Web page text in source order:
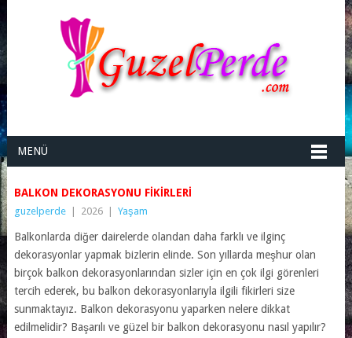
MENÜ
BALKON DEKORASYONU FIKIRLERI
guzelperde 2026 Yaşam
Balkonlarda diğer dairelerde olandan daha farklı ve ilginç
dekorasyonlar yapmak bizlerin elinde. Son yıllarda meşhur olan
birçok balkon dekorasyonlarından sizler için en çok ilgi görenleri
tercih ederek, bu balkon dekorasyonlarıyla ilgili fikirleri size
sunmaktayız. Balkon dekorasyonu yaparken nelere dikkat
edilmelidir? Başarılı ve güzel bir balkon dekorasyonu nasıl yapılır?